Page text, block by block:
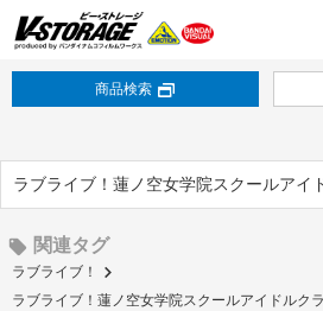
商品検索
ラブライブ！蓮ノ空女学院スクールアイ
関連タグ
ラブライブ！
ラブライブ！蓮ノ空女学院スクールアイドルク